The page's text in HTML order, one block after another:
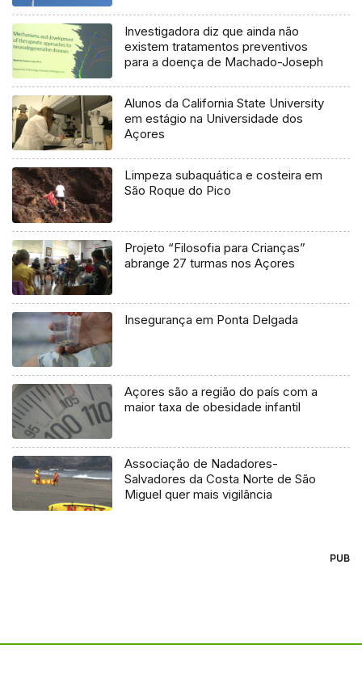
Investigadora diz que ainda não
existem tratamentos preventivos
para a doença de Machado-Joseph
Alunos da California State University
em estágio na Universidade dos
Açores
Limpeza subaquática e costeira em
São Roque do Pico
Projeto “Filosofia para Crianças”
abrange 27 turmas nos Açores
Insegurança em Ponta Delgada
Açores são a região do país com a
maior taxa de obesidade infantil
Associação de Nadadores-
Salvadores da Costa Norte de São
Miguel quer mais vigilância
PUB